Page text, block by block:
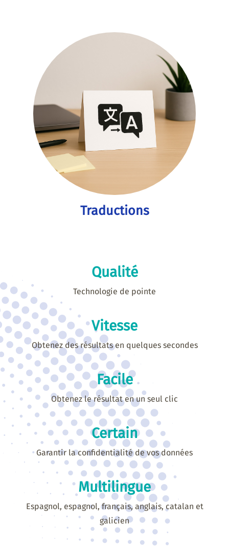
Traductions
Qualité
Technologie de pointe
Vitesse
Obtenez des résultats en quelques secondes
Facile
Obtenez le résultat en un seul clic
Certain
Garantir la confidentialité de vos données
Multilingue
Espagnol, espagnol, français, anglais, catalan et
galicien